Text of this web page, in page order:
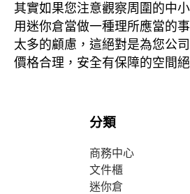
其實如果您注意觀察周圍的中
用迷你倉當做一種理所應當的
太多的顧慮，這絕對是為您公
價格合理，安全有保障的空間
分類
商務中心
文件櫃
迷你倉